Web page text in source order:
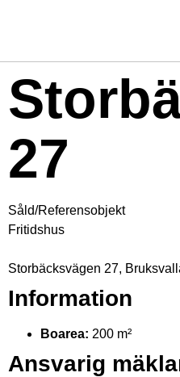
27
Såld/Referensobjekt
Fritidshus
Storbäcksvägen 27,
Information
Boarea: 200 m²
Ansvarig